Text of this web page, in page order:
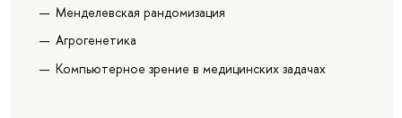
Менделевская рандомизация
Агрогенетика
Компьютерное зрение в медицинских задачах